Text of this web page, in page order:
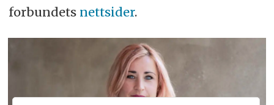
forbundets nettsider.